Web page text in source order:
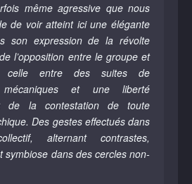
même agressive que nous
de voir atteint ici une élégante
son expression de la révolte
l’opposition entre le groupe et
celle entre des suites de
mécaniques et une liberté
de la contestation de toute
Des gestes effectués dans
alternant contrastes,
symbiose dans des cercles non-